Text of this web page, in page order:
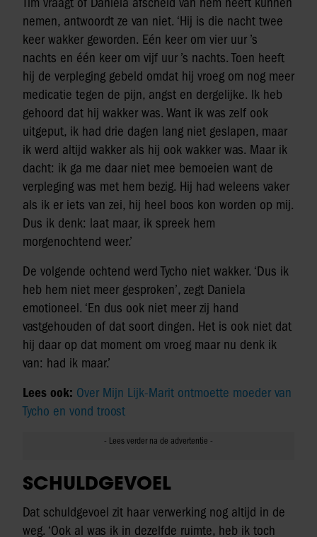
nemen, antwoordt ze van niet. ‘Hij is die nacht twee
keer wakker geworden. Eén keer om vier uur ’s
nachts en één keer om vijf uur ’s nachts. Toen heeft
hij de verpleging gebeld omdat hij vroeg om nog meer
medicatie tegen de pijn, angst en dergelijke. Ik heb
gehoord dat hij wakker was. Want ik was zelf ook
uitgeput, ik had drie dagen lang niet geslapen, maar
ik werd altijd wakker als hij ook wakker was. Maar ik
dacht: ik ga me daar niet mee bemoeien want de
verpleging was met hem bezig. Hij had weleens vaker
als ik er iets van zei, hij heel boos kon worden op mij.
Dus ik denk: laat maar, ik spreek hem
morgenochtend weer.’
De volgende ochtend werd Tycho niet wakker. ‘Dus ik
heb hem niet meer gesproken’, zegt Daniela
emotioneel. ‘En dus ook niet meer zij hand
vastgehouden of dat soort dingen. Het is ook niet dat
hij daar op dat moment om vroeg maar nu denk ik
van: had ik maar.’
Lees ook: Over Mijn Lijk-Marit ontmoette moeder van
Tycho en vond troost
SCHULDGEVOEL
Dat schuldgevoel zit haar verwerking nog altijd in de
weg. ‘Ook al was ik in dezelfde ruimte, heb ik toch